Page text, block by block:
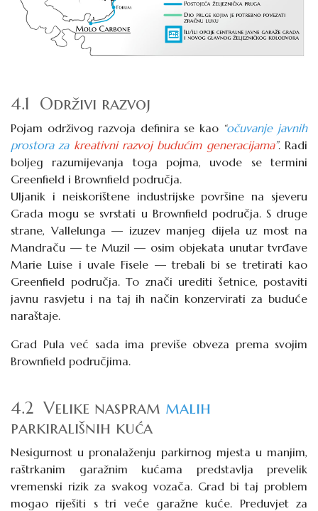
4.1 Održivi razvoj
Pojam održivog razvoja definira se kao “očuvanje javnih
prostora za kreativni razvoj budućim generacijama”. Radi
boljeg razumijevanja toga pojma, uvode se termini
Greenfield i Brownfield područja.
Uljanik i neiskorištene industrijske površine na sjeveru
Grada mogu se svrstati u Brownfield područja. S druge
strane, Vallelunga — izuzev manjeg dijela uz most na
Mandraču — te Muzil — osim objekata unutar tvrđave
Marie Luise i uvale Fisele — trebali bi se tretirati kao
Greenfield područja. To znači urediti šetnice, postaviti
javnu rasvjetu i na taj ih način konzervirati za buduće
naraštaje.
Grad Pula već sada ima previše obveza prema svojim
Brownfield područjima.
4.2 Velike naspram malih
parkirališnih kuća
Nesigurnost u pronalaženju parkirnog mjesta u manjim,
raštrkanim garažnim kućama predstavlja prevelik
vremenski rizik za svakog vozača. Grad bi taj problem
mogao riješiti s tri veće garažne kuće. Preduvjet za